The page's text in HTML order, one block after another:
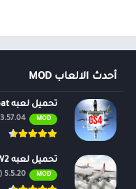
أحدث الالعاب MOD
تحميل لعبه GS4 Realistic Air Combat مهكره للاندرويد
MOD 3.57.04 (أموال لا نهائية + جميع المستويات)
تحميل لعبه Gunship Sequel WW2 مهكره للاندرويد
MOD 5.5.20 (أموال لا نهائية + جميع المستويات)